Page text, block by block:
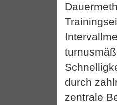
durch
zentrale